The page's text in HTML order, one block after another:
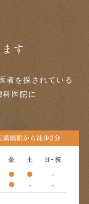
す
者を探されている
医院に